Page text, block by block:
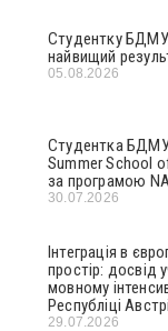
Студентку БДМУ
найвищий
05.08.2026
Студентка БДМУ
Summer School
за програмою
30.07.2026
Інтеграція в
простір: досвід
мовному
Республіці
29.07.2026